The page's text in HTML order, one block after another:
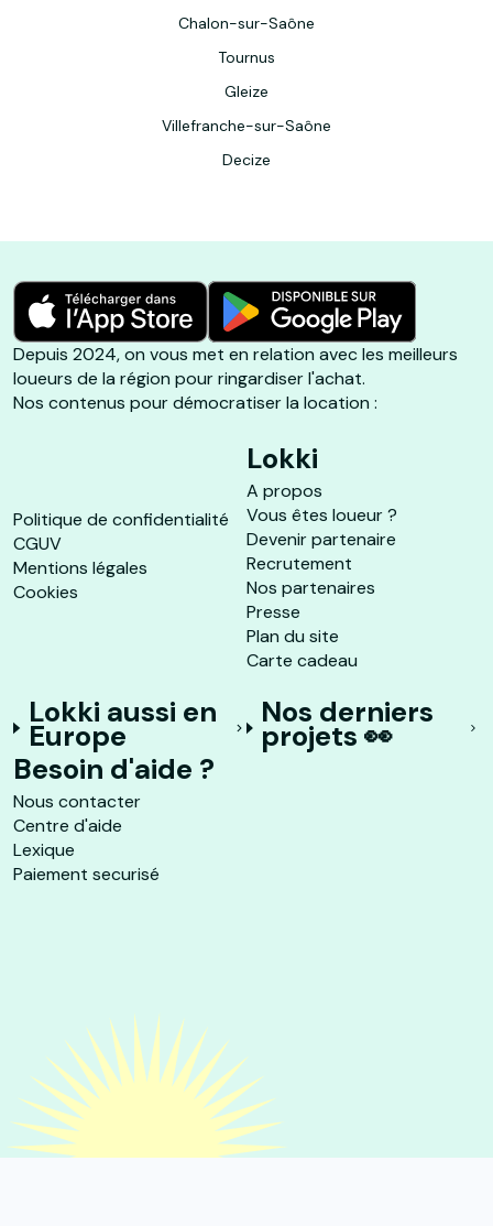
Chalon-sur-Saône
Tournus
Gleize
Villefranche-sur-Saône
Decize
Depuis 2024, on vous met en relation avec les meilleurs
loueurs de la région pour ringardiser l'achat.
Nos contenus pour démocratiser la location :
Politique de confidentialité
CGUV
Mentions légales
Cookies
Lokki
A propos
Vous êtes loueur ?
Devenir partenaire
Recrutement
Nos partenaires
Presse
Plan du site
Carte cadeau
Lokki aussi en
Europe
Nos derniers
projets 👀
Besoin d'aide ?
Nous contacter
Centre d'aide
Lexique
Paiement securisé